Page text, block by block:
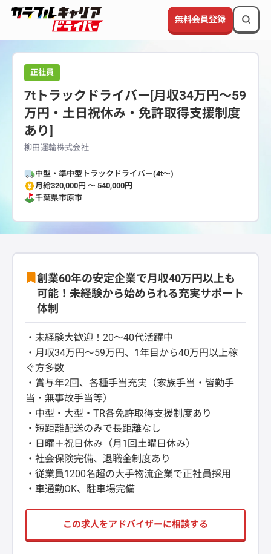
無料会員登録
正社員
7tトラックドライバー[月収34万円～59
万円・土日祝休み・免許取得支援制度
あり]
柳田運輸株式会社
中型・準中型トラックドライバー(4t～)
月給320,000円 〜 540,000円
千葉県市原市
創業60年の安定企業で月収40万円以上も
可能！未経験から始められる充実サポート
体制
・未経験大歓迎！20～40代活躍中
・月収34万円～59万円、1年目から40万円以上稼
ぐ方多数
・賞与年2回、各種手当充実（家族手当・皆勤手
当・無事故手当等）
・中型・大型・TR各免許取得支援制度あり
・短距離配送のみで長距離なし
・日曜＋祝日休み（月1回土曜日休み）
・社会保険完備、退職金制度あり
・従業員1200名超の大手物流企業で正社員採用
・車通勤OK、駐車場完備
この求人をアドバイザーに相談する